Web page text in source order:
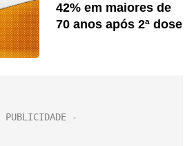
42% em maiores de
70 anos após 2ª dose